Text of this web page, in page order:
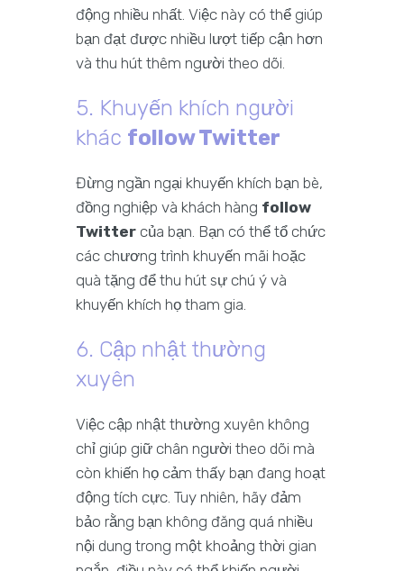
động nhiều nhất. Việc này có thể giúp
bạn đạt được nhiều lượt tiếp cận hơn
và thu hút thêm người theo dõi.
5. Khuyến khích người
khác follow Twitter
Đừng ngần ngại khuyến khích bạn bè,
đồng nghiệp và khách hàng follow
Twitter của bạn. Bạn có thể tổ chức
các chương trình khuyến mãi hoặc
quà tặng để thu hút sự chú ý và
khuyến khích họ tham gia.
6. Cập nhật thường
xuyên
Việc cập nhật thường xuyên không
chỉ giúp giữ chân người theo dõi mà
còn khiến họ cảm thấy bạn đang hoạt
động tích cực. Tuy nhiên, hãy đảm
bảo rằng bạn không đăng quá nhiều
nội dung trong một khoảng thời gian